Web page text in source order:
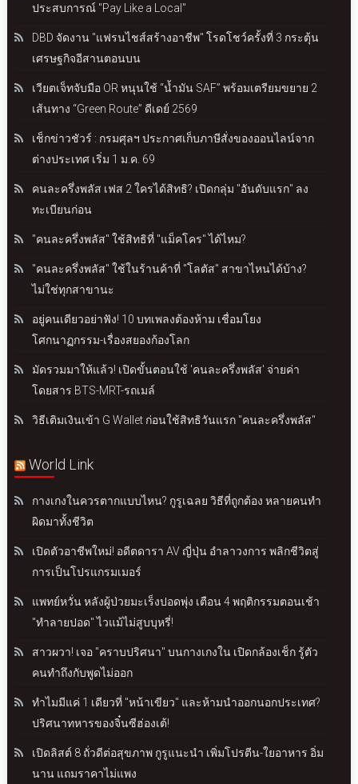
ประสบการณ์ "Pay Like a Local"
DBD จัดงาน "แฟรนไชส์สร้างอาชีพ" โรดโชว์ครั้งที่ 3 กระตุ้น
เศรษฐกิจอีสานตอนบน
เวียตเจ็ทจับมือ OR หนุนใช้ “น้ำมัน SAF” พร้อมเตรียมขยาย 2
เส้นทาง “Green Route” ดีเดย์ 2569
เช็กข่าวชัวร์ : กรมศุลฯ ประกาศเก็บภาษีสั่งของออนไลน์จาก
ต่างประเทศ เริ่ม 1 ม.ค. 69
คนละครึ่งพลัส เฟส 2 ใครได้สิทธิ? เปิดกลุ่ม "อันดับแรก" ลง
ทะเบียนก่อน
"คนละครึ่งพลัส" ใช้สิทธิที่ "แม็คโคร" ได้ไหม?
"คนละครึ่งพลัส" ใช้ในร้านค้าที่ "โลตัส" สาขาไหนได้บ้าง?
ไม่ใช่ทุกสาขานะ
อยู่คนเดียวอย่าฟัง! 10 บทเพลงต้องห้าม เชื่อมโยง
โศกนาฏกรรม-เรื่องสยองก้องโลก
มัดรวมมาให้แล้ว! เปิดขั้นตอนใช้ 'คนละครึ่งพลัส' จ่ายค่า
โดยสาร BTS-MRT-รถเมล์
วิธีเติมเงินเข้า G Wallet ก่อนใช้สิทธิวันแรก "คนละครึ่งพลัส"
World Link
กางเกงในควรตากแบบไหน? กูรูเฉลย วิธีที่ถูกต้อง หลายคนทำ
ผิดมาทั้งชีวิต
เปิดตัวอาชีพใหม่! อดีตดารา AV ญี่ปุ่น อำลาวงการ พลิกชีวิตสู่
การเป็นโปรแกรมเมอร์
แพทย์หวั่น หลังผู้ป่วยมะเร็งปอดพุ่ง เตือน 4 พฤติกรรมตอนเช้า
"ทำลายปอด" ไวแม้ไม่สูบบุหรี่!
สาวผวา! เจอ "คราบปริศนา" บนกางเกงใน เปิดกล้องเช็ก รู้ตัว
คนทำถึงกับพูดไม่ออก
ทำไมมีแค่ 1 เดียวที่ "หน้าเขียว" และห้ามนำออกนอกประเทศ?
ปริศนาทหารของจิ๋นซีฮ่องเต้!
เปิดลิสต์ 8 ถั่วดีต่อสุขภาพ กูรูแนะนำ เพิ่มโปรตีน-ใยอาหาร อิ่ม
นาน แถมราคาไม่แพง